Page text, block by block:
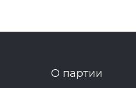
О партии